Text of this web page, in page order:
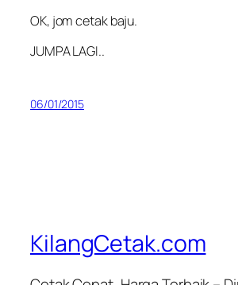
OK, jom cetak baju.
JUMPA LAGI..
06/01/2015
KilangCetak.com